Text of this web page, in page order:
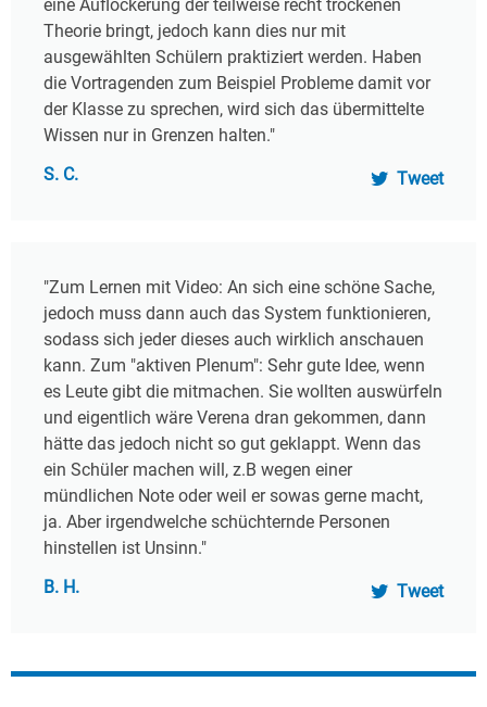
eine Auflockerung der teilweise recht trockenen
Theorie bringt, jedoch kann dies nur mit
ausgewählten Schülern praktiziert werden. Haben
die Vortragenden zum Beispiel Probleme damit vor
der Klasse zu sprechen, wird sich das übermittelte
Wissen nur in Grenzen halten."
S. C.
Tweet
"Zum Lernen mit Video: An sich eine schöne Sache,
jedoch muss dann auch das System funktionieren,
sodass sich jeder dieses auch wirklich anschauen
kann. Zum "aktiven Plenum": Sehr gute Idee, wenn
es Leute gibt die mitmachen. Sie wollten auswürfeln
und eigentlich wäre Verena dran gekommen, dann
hätte das jedoch nicht so gut geklappt. Wenn das
ein Schüler machen will, z.B wegen einer
mündlichen Note oder weil er sowas gerne macht,
ja. Aber irgendwelche schüchternde Personen
hinstellen ist Unsinn."
B. H.
Tweet